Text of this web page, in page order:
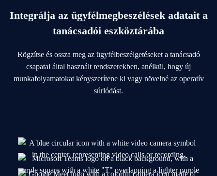
Integrálja az ügyfélmegbeszélések adatait a
tanácsadói eszköztárába
Rögzítse és ossza meg az ügyfélbeszélgetéseket a tanácsadó
csapatai által használt rendszerekben, anélkül, hogy új
munkafolyamatokat kényszerítene ki vagy növelné az operatív
súrlódást.